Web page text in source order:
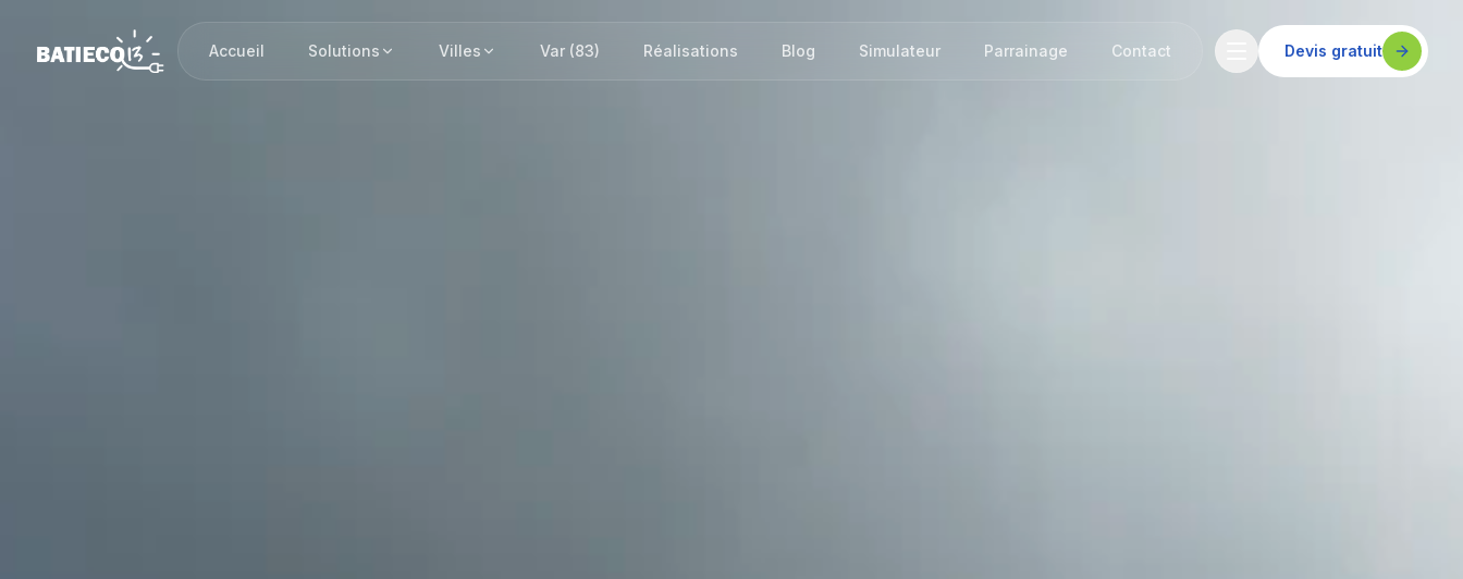
Accueil Solutions Villes Var (83) Réalisations Blog Simulateur Parrainage Contact Devis gratuit